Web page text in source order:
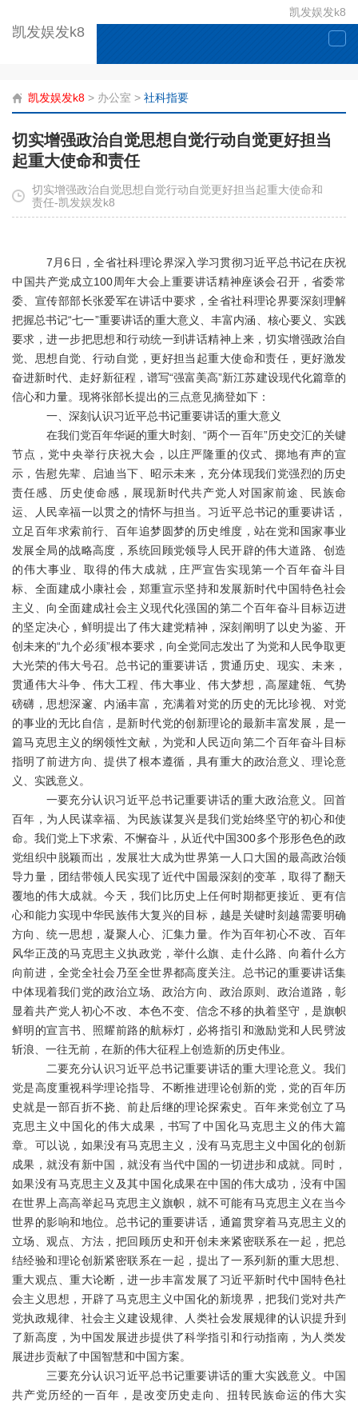
凯发娱发k8
凯发娱发k8
凯发娱发k8 > 办公室 > 社科指要
切实增强政治自觉思想自觉行动自觉更好担当
起重大使命和责任
切实增强政治自觉思想自觉行动自觉更好担当起重大使命和
责任-凯发娱发k8
7月6日，全省社科理论界深入学习贯彻习近平总书记在庆祝
中国共产党成立100周年大会上重要讲话精神座谈会召开，省委常
委、宣传部部长张爱军在讲话中要求，全省社科理论界要深刻理解
把握总书记“七一”重要讲话的重大意义、丰富内涵、核心要义、实践
要求，进一步把思想和行动统一到讲话精神上来，切实增强政治自
觉、思想自觉、行动自觉，更好担当起重大使命和责任，更好激发
奋进新时代、走好新征程，谱写“强富美高”新江苏建设现代化篇章的
信心和力量。现将张部长提出的三点意见摘登如下：
一、深刻认识习近平总书记重要讲话的重大意义
在我们党百年华诞的重大时刻、“两个一百年”历史交汇的关键
节点，党中央举行庆祝大会，以庄严隆重的仪式、掷地有声的宣
示，告慰先辈、启迪当下、昭示未来，充分体现我们党强烈的历史
责任感、历史使命感，展现新时代共产党人对国家前途、民族命
运、人民幸福一以贯之的情怀与担当。习近平总书记的重要讲话，
立足百年求索前行、百年追梦圆梦的历史维度，站在党和国家事业
发展全局的战略高度，系统回顾党领导人民开辟的伟大道路、创造
的伟大事业、取得的伟大成就，庄严宣告实现第一个百年奋斗目
标、全面建成小康社会，郑重宣示坚持和发展新时代中国特色社会
主义、向全面建成社会主义现代化强国的第二个百年奋斗目标迈进
的坚定决心，鲜明提出了伟大建党精神，深刻阐明了以史为鉴、开
创未来的“九个必须”根本要求，向全党同志发出了为党和人民争取更
大光荣的伟大号召。总书记的重要讲话，贯通历史、现实、未来，
贯通伟大斗争、伟大工程、伟大事业、伟大梦想，高屋建瓴、气势
磅礴，思想深邃、内涵丰富，充满着对党的历史的无比珍视、对党
的事业的无比自信，是新时代党的创新理论的最新丰富发展，是一
篇马克思主义的纲领性文献，为党和人民迈向第二个百年奋斗目标
指明了前进方向、提供了根本遵循，具有重大的政治意义、理论意
义、实践意义。
一要充分认识习近平总书记重要讲话的重大政治意义。回首
百年，为人民谋幸福、为民族谋复兴是我们党始终坚守的初心和使
命。我们党上下求索、不懈奋斗，从近代中国300多个形形色色的政
党组织中脱颖而出，发展壮大成为世界第一人口大国的最高政治领
导力量，团结带领人民实现了近代中国最深刻的变革，取得了翻天
覆地的伟大成就。今天，我们比历史上任何时期都更接近、更有信
心和能力实现中华民族伟大复兴的目标，越是关键时刻越需要明确
方向、统一思想，凝聚人心、汇集力量。作为百年初心不改、百年
风华正茂的马克思主义执政党，举什么旗、走什么路、向着什么方
向前进，全党全社会乃至全世界都高度关注。总书记的重要讲话集
中体现着我们党的政治立场、政治方向、政治原则、政治道路，彰
显着共产党人初心不改、本色不变、信念不移的执着坚守，是旗帜
鲜明的宣言书、照耀前路的航标灯，必将指引和激励党和人民劈波
斩浪、一往无前，在新的伟大征程上创造新的历史伟业。
二要充分认识习近平总书记重要讲话的重大理论意义。我们
党是高度重视科学理论指导、不断推进理论创新的党，党的百年历
史就是一部百折不挠、前赴后继的理论探索史。百年来党创立了马
克思主义中国化的伟大成果，书写了中国化马克思主义的伟大篇
章。可以说，如果没有马克思主义，没有马克思主义中国化的创新
成果，就没有新中国，就没有当代中国的一切进步和成就。同时，
如果没有马克思主义及其中国化成果在中国的伟大成功，没有中国
在世界上高高举起马克思主义旗帜，就不可能有马克思主义在当今
世界的影响和地位。总书记的重要讲话，通篇贯穿着马克思主义的
立场、观点、方法，把回顾历史和开创未来紧密联系在一起，把总
结经验和理论创新紧密联系在一起，提出了一系列新的重大思想、
重大观点、重大论断，进一步丰富发展了习近平新时代中国特色社
会主义思想，开辟了马克思主义中国化的新境界，把我们党对共产
党执政规律、社会主义建设规律、人类社会发展规律的认识提升到
了新高度，为中国发展进步提供了科学指引和行动指南，为人类发
展进步贡献了中国智慧和中国方案。
三要充分认识习近平总书记重要讲话的重大实践意义。中国
共产党历经的一百年，是改变历史走向、扭转民族命运的伟大实